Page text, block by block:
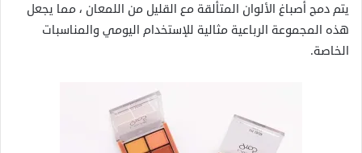
يتم دمج أصباغ الألوان المتألقة مع القليل من اللمعان ، مما يجعل
هذه المجموعة الرباعية مثالية للإستخدام اليومي والمناسبات
الخاصة.